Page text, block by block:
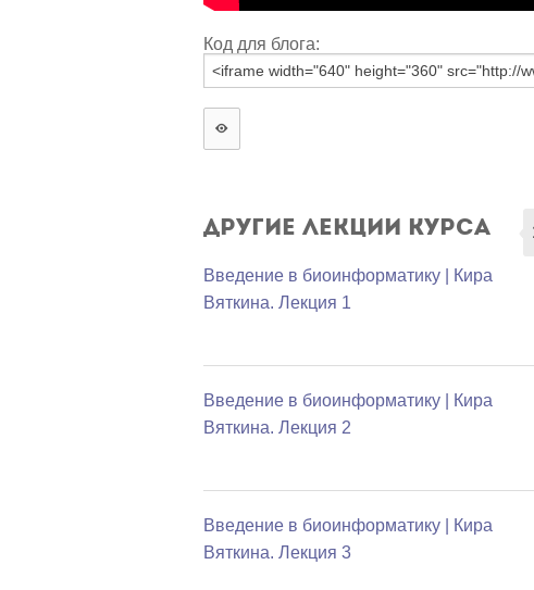
Код для блога:
Другие лекции курса
Введение в биоинформатику | Кира
Вяткина. Лекция 1
Введение в биоинформатику | Кира
Вяткина. Лекция 2
Введение в биоинформатику | Кира
Вяткина. Лекция 3